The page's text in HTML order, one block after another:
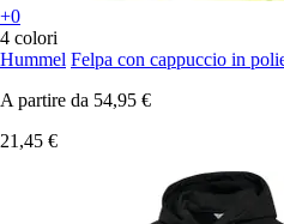
+0
4 colori
Hummel Felpa con cappuccio in
A partire da 54,95 €
21,45 €